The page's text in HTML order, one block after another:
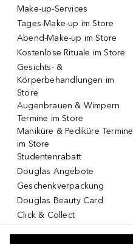
Make-up-Services
Tages-Make-up im Store
Abend-Make-up im Store
Kostenlose Rituale im Store
Gesichts- &
Körperbehandlungen im
Store
Augenbrauen & Wimpern
Termine im Store
Maniküre & Pediküre Termine
im Store
Studentenrabatt
Douglas Angebote
Geschenkverpackung
Douglas Beauty Card
Click & Collect